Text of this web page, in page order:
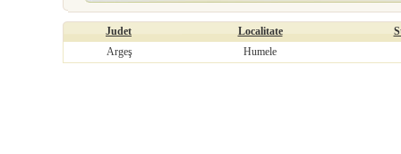
Judet Localitate
Argeş
Humele